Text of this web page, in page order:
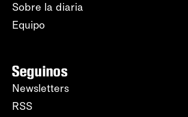
Sobre la diaria
Equipo
Seguinos
Newsletters
RSS